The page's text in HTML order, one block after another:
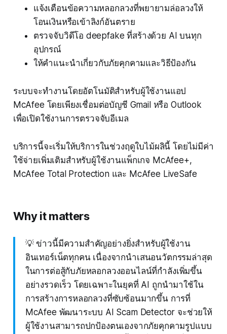
แจ้งเตือนข้อความหลอกลวงที่พยายามล่อลวงให้
โอนเงินหรือเข้าลิงก์อันตราย
ตรวจจับวิดีโอ deepfake ที่สร้างด้วย AI บนทุก
อุปกรณ์
ให้คำแนะนำเกี่ยวกับภัยคุกคามและวิธีป้องกัน
ระบบจะทำงานโดยอัตโนมัติสำหรับผู้ใช้งานแอป
McAfee โดยเพียงเชื่อมต่อบัญชี Gmail หรือ Outlook
เพื่อเปิดใช้งานการตรวจจับอีเมล
บริการนี้จะเริ่มให้บริการในช่วงฤดูใบไม้ผลินี้ โดยไม่มีค่า
ใช้จ่ายเพิ่มเติมสำหรับผู้ใช้งานแพ็กเกจ McAfee+,
McAfee Total Protection และ McAfee LiveSafe
Why it matters
💡 ข่าวนี้มีความสำคัญอย่างยิ่งสำหรับผู้ใช้งาน
อินเทอร์เน็ตทุกคน เนื่องจากนำเสนอนวัตกรรมล่าสุด
ในการต่อสู้กับภัยหลอกลวงออนไลน์ที่กำลังเพิ่มขึ้น
อย่างรวดเร็ว โดยเฉพาะในยุคที่ AI ถูกนำมาใช้ใน
การสร้างการหลอกลวงที่ซับซ้อนมากขึ้น การที่
McAfee พัฒนาระบบ AI Scam Detector จะช่วยให้
ผู้ใช้งานสามารถปกป้องตนเองจากภัยคุกคามรูปแบบ